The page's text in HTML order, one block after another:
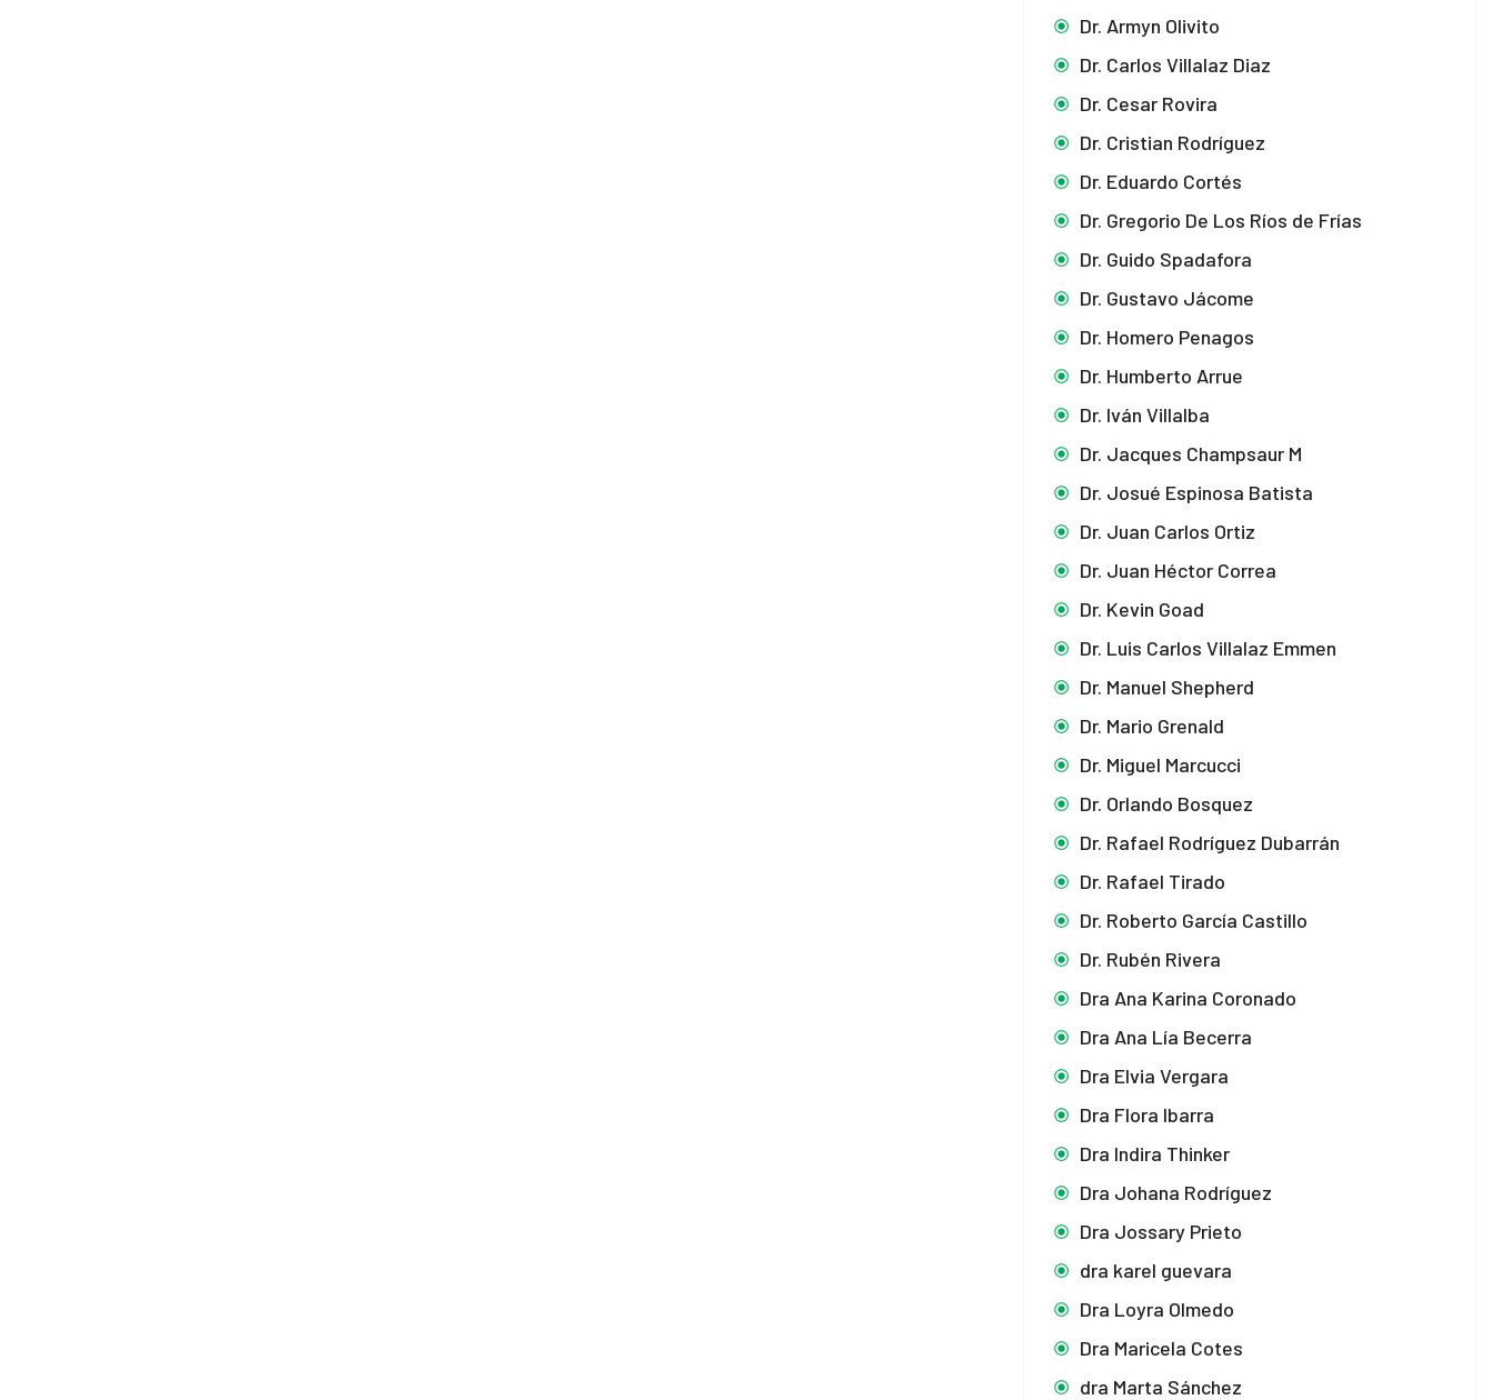
Dr. Armyn Olivito
Dr. Carlos Villalaz Diaz
Dr. Cesar Rovira
Dr. Cristian Rodríguez
Dr. Eduardo Cortés
Dr. Gregorio De Los Ríos de Frías
Dr. Guido Spadafora
Dr. Gustavo Jácome
Dr. Homero Penagos
Dr. Humberto Arrue
Dr. Iván Villalba
Dr. Jacques Champsaur M
Dr. Josué Espinosa Batista
Dr. Juan Carlos Ortiz
Dr. Juan Héctor Correa
Dr. Kevin Goad
Dr. Luis Carlos Villalaz Emmen
Dr. Manuel Shepherd
Dr. Mario Grenald
Dr. Miguel Marcucci
Dr. Orlando Bosquez
Dr. Rafael Rodríguez Dubarrán
Dr. Rafael Tirado
Dr. Roberto García Castillo
Dr. Rubén Rivera
Dra Ana Karina Coronado
Dra Ana Lía Becerra
Dra Elvia Vergara
Dra Flora Ibarra
Dra Indira Thinker
Dra Johana Rodríguez
Dra Jossary Prieto
dra karel guevara
Dra Loyra Olmedo
Dra Maricela Cotes
dra Marta Sánchez